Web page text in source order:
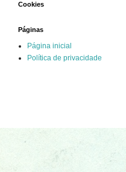
Cookies
Páginas
Página inicial
Política de privacidade